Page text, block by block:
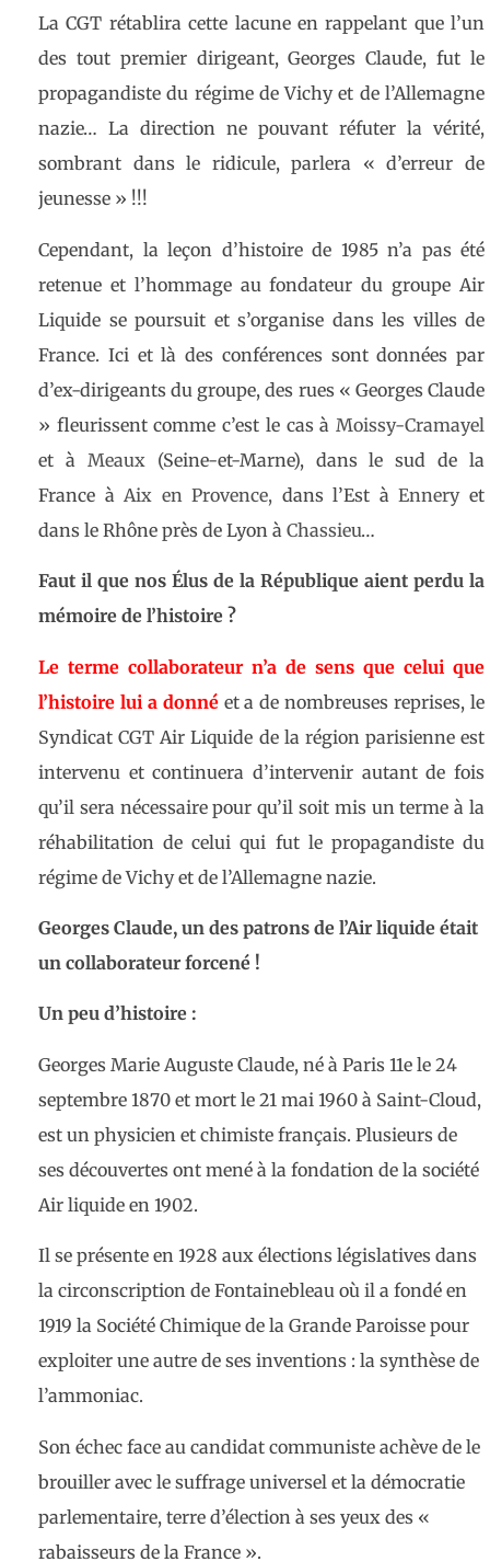
La CGT rétablira cette lacune en rappelant que l’un
des tout premier dirigeant, Georges Claude, fut le
propagandiste du régime de Vichy et de l’Allemagne
nazie… La direction ne pouvant réfuter la vérité,
sombrant dans le ridicule, parlera « d’erreur de
jeunesse » !!!
Cependant, la leçon d’histoire de 1985 n’a pas été
retenue et l’hommage au fondateur du groupe Air
Liquide se poursuit et s’organise dans les villes de
France. Ici et là des conférences sont données par
d’ex-dirigeants du groupe, des rues « Georges Claude
» fleurissent comme c’est le cas à Moissy-Cramayel
et à Meaux(Seine-et-Marne), dans le sud de la
France à Aix en Provence, dans l’Est àEnneryet
dans le Rhône près de Lyon à Chassieu…
Faut il que nos Élus de la République aient perdu la
mémoire de l’histoire ?
Le terme collaborateur n’a de sens que celui que
l’histoire lui a donnéet a de nombreuses reprises, le
Syndicat CGT Air Liquide de la région parisienne est
intervenu et continuera d’intervenir autant de fois
qu’il sera nécessaire pour qu’il soit mis un terme à la
réhabilitation de celui qui fut le propagandiste du
régime de Vichy et de l’Allemagne nazie.
Georges Claude, un des patrons de l’Air liquide était
un collaborateur forcené !
Un peu d’histoire :
Georges Marie Auguste Claude, né à Paris 11e le 24
septembre 1870 et mort le 21 mai 1960 à Saint-Cloud,
est un physicien et chimiste français. Plusieurs de
ses découvertes ont mené à la fondation de la société
Air liquide en 1902.
Il se présente en 1928 aux élections législatives dans
la circonscription de Fontainebleau où il a fondé en
1919 la Société Chimique de la Grande Paroisse pour
exploiter une autre de ses inventions : la synthèse de
l’ammoniac.
Son échec face au candidat communiste achève de le
brouiller avec le suffrage universel et la démocratie
parlementaire, terre d’élection à ses yeux des «
rabaisseurs de la France ».